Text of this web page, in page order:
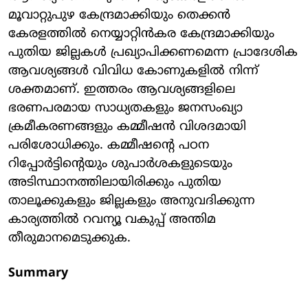
മൂവാറ്റുപുഴ കേന്ദ്രമാക്കിയും തെക്കൻ
കേരളത്തിൽ നെയ്യാറ്റിൻകര കേന്ദ്രമാക്കിയും
പുതിയ ജില്ലകൾ പ്രഖ്യാപിക്കണമെന്ന പ്രാദേശിക
ആവശ്യങ്ങൾ വിവിധ കോണുകളിൽ നിന്ന്
ശക്തമാണ്. ഇത്തരം ആവശ്യങ്ങളിലെ
ഭരണപരമായ സാധ്യതകളും ജനസംഖ്യാ
ക്രമീകരണങ്ങളും കമ്മീഷൻ വിശദമായി
പരിശോധിക്കും. കമ്മീഷന്റെ പഠന
റിപ്പോർട്ടിന്റെയും ശുപാർശകളുടെയും
അടിസ്ഥാനത്തിലായിരിക്കും പുതിയ
താലൂക്കുകളും ജില്ലകളും അനുവദിക്കുന്ന
കാര്യത്തിൽ റവന്യൂ വകുപ്പ് അന്തിമ
തീരുമാനമെടുക്കുക.
Summary